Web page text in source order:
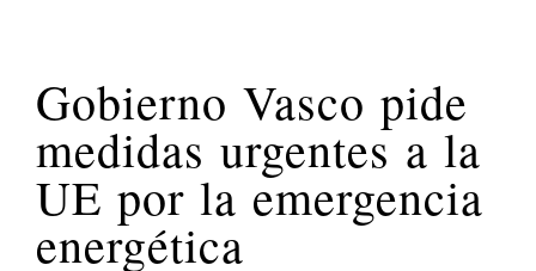
Gobierno Vasco pide
medidas urgentes a la
UE por la emergencia
energética